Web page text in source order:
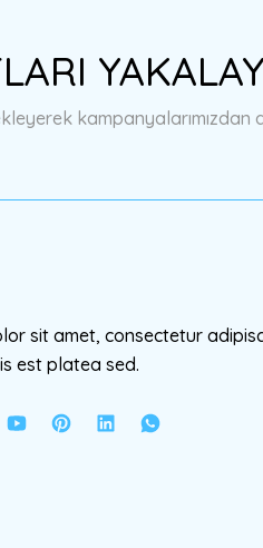
eksik bilgiler bulunuyor.
sitelerden daha pahalı.
kampanyalarımızdan
sit amet, consectetur
est platea sed.